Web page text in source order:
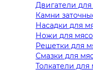
Двигатели
Камни
Насадки для
Ножи для
Решетки для
Смазки для
Толкатели для